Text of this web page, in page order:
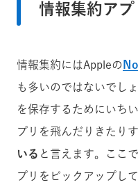
情報集約アプ
情報集約にはAppleの
も多いのではないでし
を保存するためにいち
プリを飛んだりきたり
いる と言えます。ここ
プリをピックアップし